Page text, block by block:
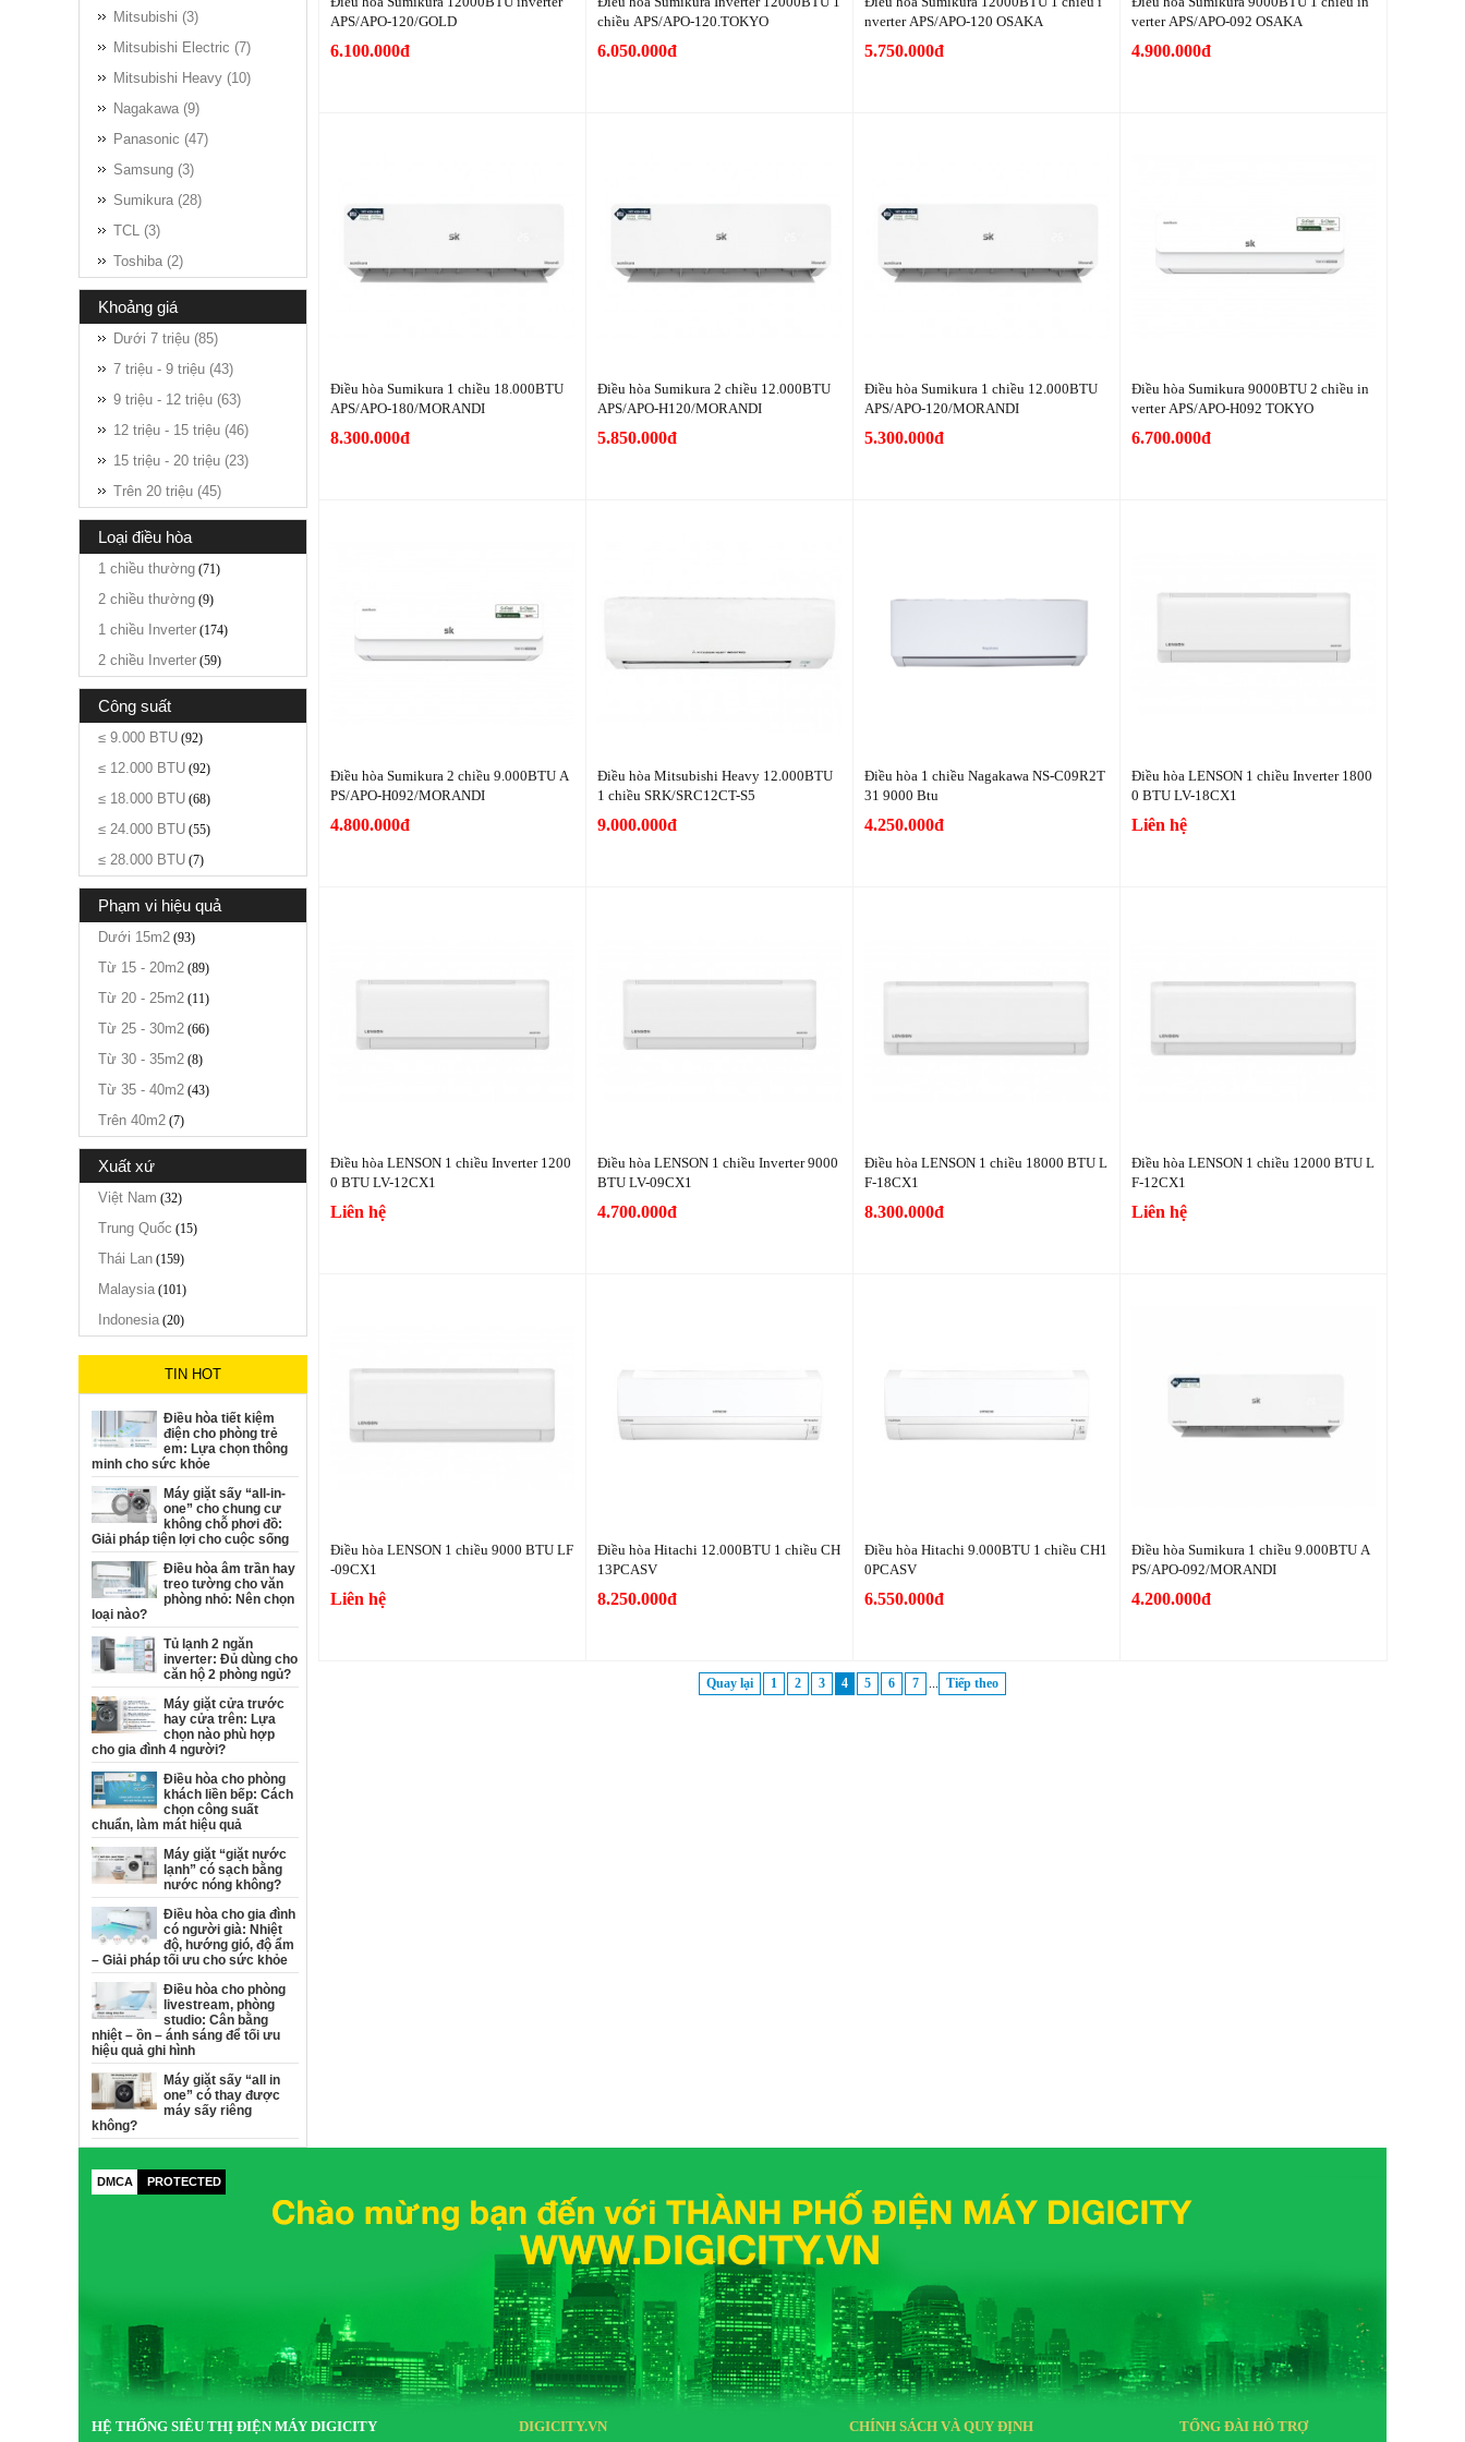
Mitsubishi (3)
Mitsubishi Electric (7)
Mitsubishi Heavy (10)
Nagakawa (9)
Panasonic (47)
Samsung (3)
Sumikura (28)
TCL (3)
Toshiba (2)
khoảng giá
Dưới 7 triệu (85)
7 triệu - 9 triệu (43)
9 triệu - 12 triệu (63)
12 triệu - 15 triệu (46)
15 triệu - 20 triệu (23)
Trên 20 triệu (45)
loại điều hòa
1 chiều thường (71)
2 chiều thường (9)
1 chiều Inverter (174)
2 chiều Inverter (59)
công suất
≤ 9.000 BTU (92)
≤ 12.000 BTU (92)
≤ 18.000 BTU (68)
≤ 24.000 BTU (55)
≤ 28.000 BTU (7)
phạm vi hiệu quả
Dưới 15m2 (93)
Từ 15 - 20m2 (89)
Từ 20 - 25m2 (11)
Từ 25 - 30m2 (66)
Từ 30 - 35m2 (8)
Từ 35 - 40m2 (43)
Trên 40m2 (7)
xuất xứ
Việt Nam (32)
Trung Quốc (15)
Thái Lan (159)
Malaysia (101)
Indonesia (20)
TIN HOT
Điều hòa tiết kiệm
điện cho phòng trẻ
em: Lựa chọn thông
minh cho sức khỏe
Máy giặt sấy “all-in-
one” cho chung cư
không chỗ phơi đồ:
Giải pháp tiện lợi cho cuộc sống
Điều hòa âm trần hay
treo tường cho văn
phòng nhỏ: Nên chọn
loại nào?
Tủ lạnh 2 ngăn
inverter: Đủ dùng cho
căn hộ 2 phòng ngủ?
Máy giặt cửa trước
hay cửa trên: Lựa
chọn nào phù hợp
cho gia đình 4 người?
Điều hòa cho phòng
khách liền bếp: Cách
chọn công suất
chuẩn, làm mát hiệu quả
Máy giặt “giặt nước
lạnh” có sạch bằng
nước nóng không?
Điều hòa cho gia đình
có người già: Nhiệt
độ, hướng gió, độ ẩm
– Giải pháp tối ưu cho sức khỏe
Điều hòa cho phòng
livestream, phòng
studio: Cân bằng
nhiệt – ồn – ánh sáng để tối ưu
hiệu quả ghi hình
Máy giặt sấy “all in
one” có thay được
máy sấy riêng
không?
APS/APO-120/GOLD
6.100.000đ
chiều APS/APO-120.TOKYO
6.050.000đ
nverter APS/APO-120 OSAKA
5.750.000đ
verter APS/APO-092 OSAKA
4.900.000đ
Điều hòa Sumikura 1 chiều 18.000BTU
APS/APO-180/MORANDI
8.300.000đ
Điều hòa Sumikura 2 chiều 12.000BTU
APS/APO-H120/MORANDI
5.850.000đ
Điều hòa Sumikura 1 chiều 12.000BTU
APS/APO-120/MORANDI
5.300.000đ
Điều hòa Sumikura 9000BTU 2 chiều in
verter APS/APO-H092 TOKYO
6.700.000đ
Điều hòa Sumikura 2 chiều 9.000BTU A
PS/APO-H092/MORANDI
4.800.000đ
Điều hòa Mitsubishi Heavy 12.000BTU
1 chiều SRK/SRC12CT-S5
9.000.000đ
Điều hòa 1 chiều Nagakawa NS-C09R2T
31 9000 Btu
4.250.000đ
Điều hòa LENSON 1 chiều Inverter 1800
0 BTU LV-18CX1
Liên hệ
Điều hòa LENSON 1 chiều Inverter 1200
0 BTU LV-12CX1
Liên hệ
Điều hòa LENSON 1 chiều Inverter 9000
BTU LV-09CX1
4.700.000đ
Điều hòa LENSON 1 chiều 18000 BTU L
F-18CX1
8.300.000đ
Điều hòa LENSON 1 chiều 12000 BTU L
F-12CX1
Liên hệ
Điều hòa LENSON 1 chiều 9000 BTU LF
-09CX1
Liên hệ
Điều hòa Hitachi 12.000BTU 1 chiều CH
13PCASV
8.250.000đ
Điều hòa Hitachi 9.000BTU 1 chiều CH1
0PCASV
6.550.000đ
Điều hòa Sumikura 1 chiều 9.000BTU A
PS/APO-092/MORANDI
4.200.000đ
Quay lại 1 2 3 4 5 6 7 ... Tiếp theo
DMCA PROTECTED
HỆ THỐNG SIÊU THỊ ĐIỆN MÁY DIGICITY DIGICITY.VN CHÍNH SÁCH VÀ QUY ĐỊNH TỔNG ĐÀI HỖ TRỢ